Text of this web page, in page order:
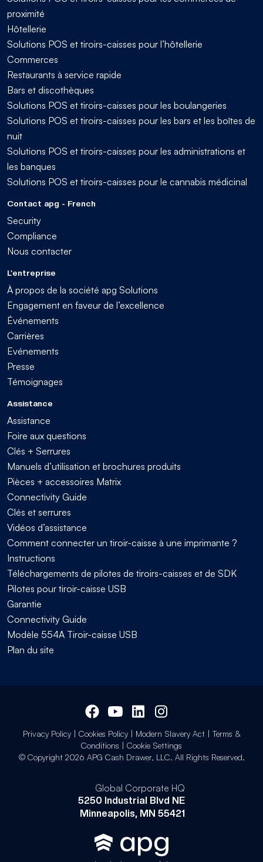
proximité
Hôtellerie
Solutions POS et tiroirs-caisses pour l’hôtellerie
Commerces
Restaurants à service rapide
Bars et discothèques
Solutions POS et tiroirs-caisses pour les boulangeries
Solutions POS et tiroirs-caisses pour les bars et les boîtes de
nuit
Solutions POS et tiroirs-caisses pour les administrations et
les banques
Solutions POS et tiroirs-caisses pour le cannabis médicinal
Contact apg - French
Security
Compliance
Nous contacter
L'entreprise
À propos de la société apg Solutions
Engagement en faveur de l’excellence
Événements
Carrières
Evénements
Presse
Témoignages
Assistance
Assistance
Foire aux questions
Clés + Serrures
Manuels d’utilisation et brochures produits
Pièces + accessoires Matrix
Connectivity Guide
Clés et serrures
Vidéos d’assistance
Comment connecter un tiroir-caisse à une imprimante ?
Instructions
Téléchargements de pilotes de tiroirs-caisses et de SDK
Pilotes pour tiroir-caisse USB
Garantie
Connectivity Guide
Modèle 554A Tiroir-caisse USB
Plan du site
Privacy Policy| Cookies Policy| Modern Slavery Act| Terms &
Conditions | Cookie Settings
© Copyright 2026 APG Cash Drawer, LLC. All Rights Reserved.
Global Corporate HQ
5250 Industrial Blvd NE
Minneapolis, MN 55421